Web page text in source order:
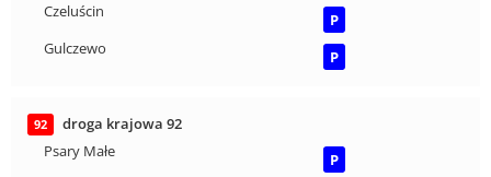
Czeluścin
P
Gulczewo
P
92
droga krajowa 92
Psary Małe
P